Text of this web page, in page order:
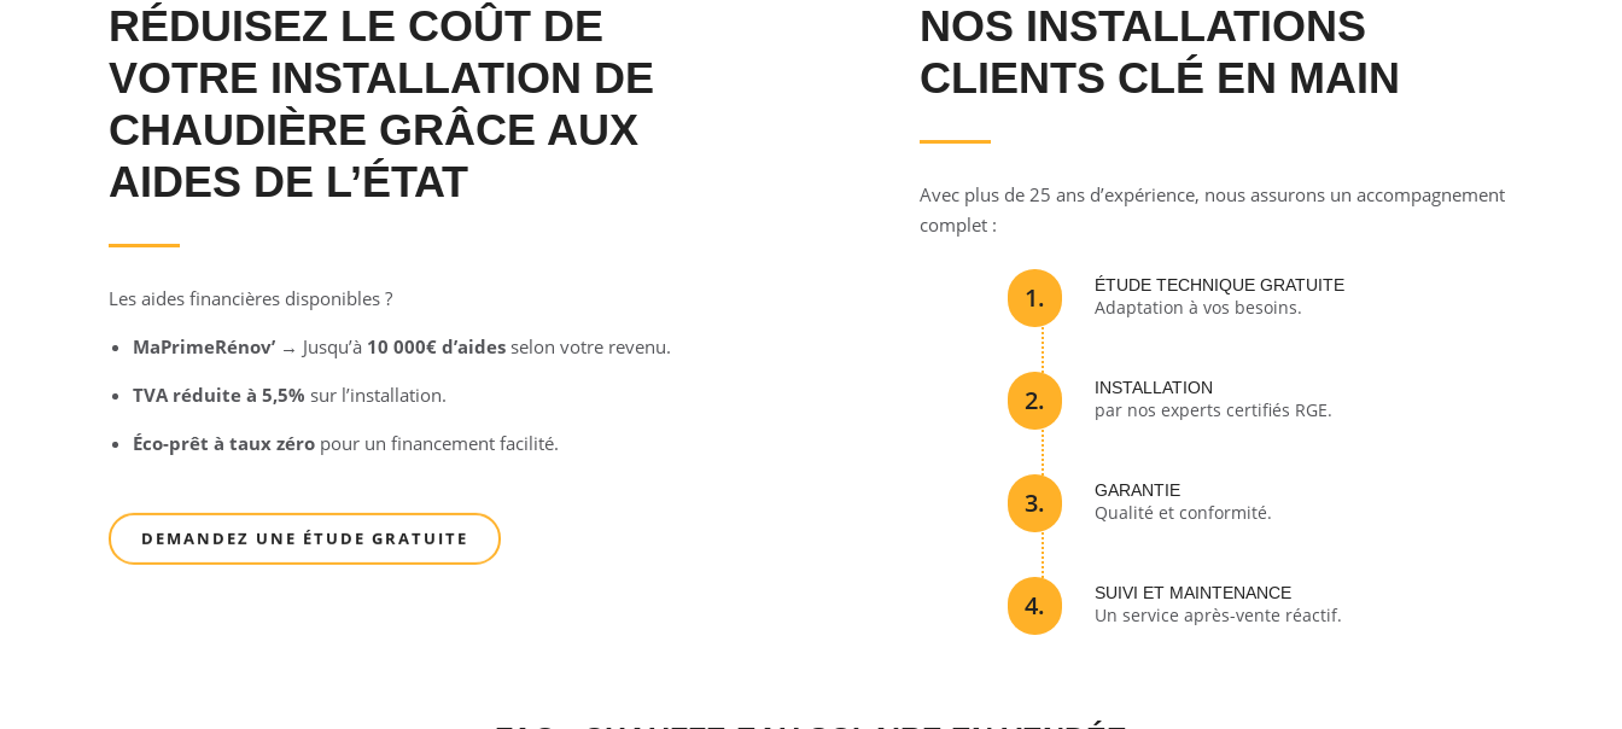
RÉDUISEZ LE COÛT DE
VOTRE INSTALLATION DE
CHAUDIÈRE GRÂCE AUX
AIDES DE L’ÉTAT
Les aides financières disponibles ?
MaPrimeRénov’ → Jusqu’à 10 000€ d’aides selon votre revenu.
TVA réduite à 5,5% sur l’installation.
Éco-prêt à taux zéro pour un financement facilité.
DEMANDEZ UNE ÉTUDE GRATUITE
NOS INSTALLATIONS
CLIENTS CLÉ EN MAIN
Avec plus de 25 ans d’expérience, nous assurons un accompagnement
complet :
1. ÉTUDE TECHNIQUE GRATUITE
Adaptation à vos besoins.
2. INSTALLATION
par nos experts certifiés RGE.
3. GARANTIE
Qualité et conformité.
4. SUIVI ET MAINTENANCE
Un service après-vente réactif.